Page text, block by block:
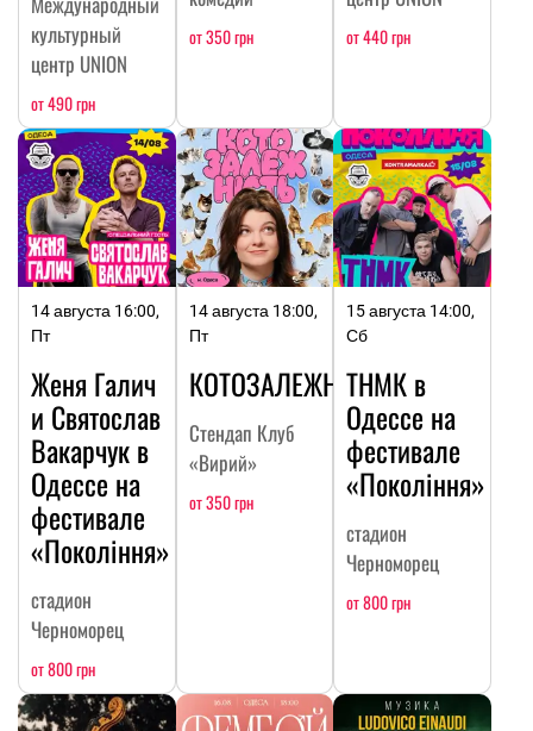
культурный
центр UNION
от 490 грн
от 350 грн от 440 грн
14 августа 16:00,
Пт
Женя Галич
и Святослав
Вакарчук в
Одессе на
фестивале
«Покоління»
стадион
Черноморец
от 800 грн
14 августа 18:00,
Пт
КОТОЗАЛЕЖНОСТЬ
Стендап Клуб
«Вирий»
от 350 грн
15 августа 14:00,
Сб
ТНМК в
Одессе на
фестивале
«Покоління»
стадион
Черноморец
от 800 грн